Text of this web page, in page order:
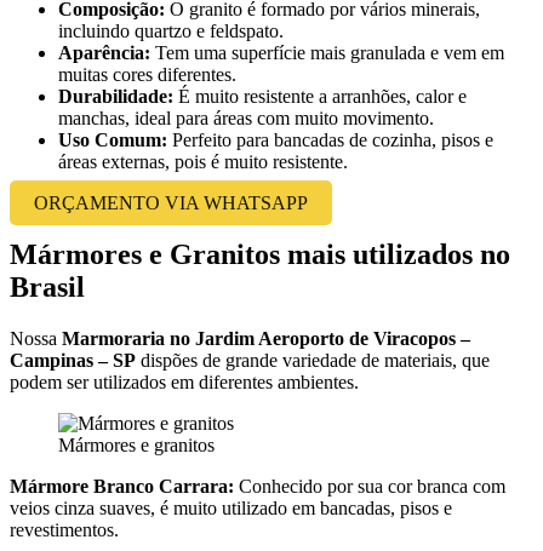
Composição: O granito é formado por vários minerais,
incluindo quartzo e feldspato.
Aparência: Tem uma superfície mais granulada e vem em
muitas cores diferentes.
Durabilidade: É muito resistente a arranhões, calor e
manchas, ideal para áreas com muito movimento.
Uso Comum: Perfeito para bancadas de cozinha, pisos e
áreas externas, pois é muito resistente.
ORÇAMENTO VIA WHATSAPP
Mármores e Granitos mais utilizados no
Brasil
Nossa Marmoraria no Jardim Aeroporto de Viracopos –
Campinas – SP dispões de grande variedade de materiais, que
podem ser utilizados em diferentes ambientes.
Mármores e granitos
Mármore Branco Carrara: Conhecido por sua cor branca com
veios cinza suaves, é muito utilizado em bancadas, pisos e
revestimentos.